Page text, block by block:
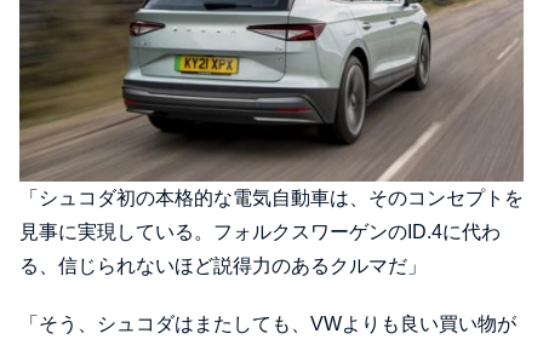
「シュコダ初の本格的な電気自動車は、そのコンセプトを
見事に実現している。フォルクスワーゲンのID.4に代わ
る、信じられないほど説得力のあるクルマだ」
「そう、シュコダはまたしても、VWよりも良い買い物が